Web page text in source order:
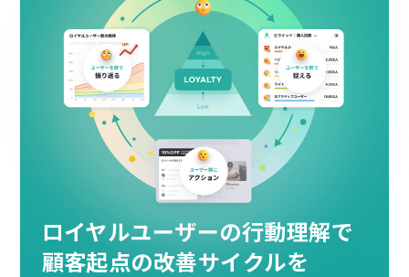
ロイヤルユーザーの行動理解で
顧客起点の改善サイクルを